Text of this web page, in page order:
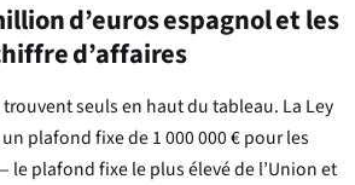
d’euros espagnol et les
d’affaires
seuls en haut du tableau. La Ley
plafond fixe de 1 000 000 € pour les
le plafond fixe le plus élevé de l’Union et